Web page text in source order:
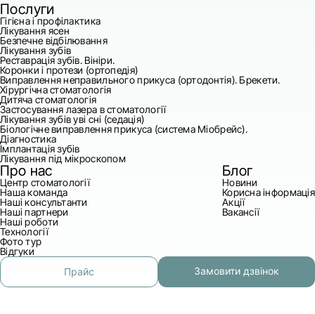
Послуги
Гігієна і профілактика
Лікування ясен
Безпечне відбілювання
Лікування зубів
Реставрація зубів. Вініри.
Коронки і протези (ортопедія)
Виправлення неправильного прикуса (ортодонтія). Брекети.
Хірургічна стоматологія
Дитяча стоматологія
Застосування лазера в стоматології
Лікування зубів уві сні (седація)
Біологічне виправлення прикуса (система Міобрейс).
Діагностика
Імплантація зубів
Лікування під мікроскопом
Про нас
Центр стоматології
Наша команда
Наші консультанти
Наші партнери
Наші роботи
Технології
Фото тур
Відгуки
Блог
Новини
Корисна інформація
Акції
Вакансії
Прайс Замовити дзвінок